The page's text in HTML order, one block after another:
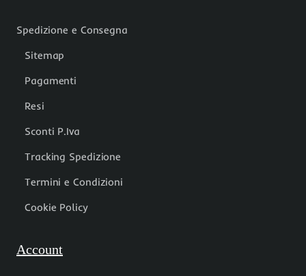
Spedizione e Consegna
Sitemap
Pagamenti
Resi
Sconti P.Iva
Tracking Spedizione
Termini e Condizioni
Cookie Policy
Account